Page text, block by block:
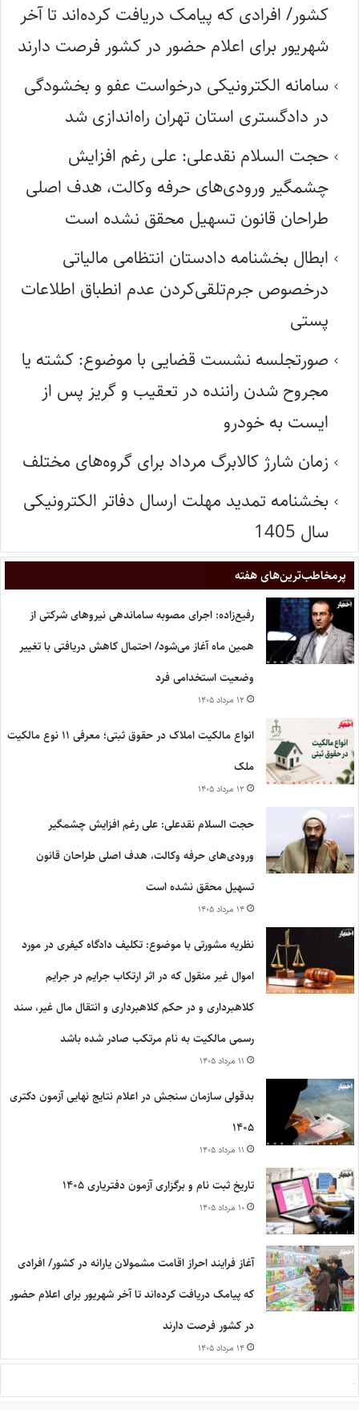
کشور/ افرادی که پیامک دریافت کرده‌اند تا آخر
شهریور برای اعلام حضور در کشور فرصت دارند
سامانه الکترونیکی درخواست عفو و بخشودگی
در دادگستری استان تهران راه‌اندازی شد
حجت السلام نقدعلی: علی رغم افزایش
چشمگیر ورودی‌های حرفه وکالت، هدف اصلی
طراحان قانون تسهیل محقق نشده است
ابطال بخشنامه دادستان انتظامی مالیاتی
درخصوص جرم‌تلقی‌کردن عدم انطباق اطلاعات
پستی
صورتجلسه نشست قضایی با موضوع: کشته یا
مجروح شدن راننده در تعقیب و گریز پس از
ایست به خودرو
زمان شارژ کالابرگ مرداد برای گروه‌های مختلف
بخشنامه تمدید مهلت ارسال دفاتر الکترونیکی
سال 1405
پر‌مخاطب‌ترین‌های هفته
رفیع‌زاده: اجرای مصوبه ساماندهی نیروهای شرکتی از
همین ماه آغاز می‌شود/ احتمال کاهش دریافتی با تغییر
وضعیت استخدامی فرد
۱۲ مرداد ۱۴۰۵
انواع مالکیت املاک در حقوق ثبتی؛ معرفی ۱۱ نوع مالکیت
ملک
۱۲ مرداد ۱۴۰۵
حجت السلام نقدعلی: علی رغم افزایش چشمگیر
ورودی‌های حرفه وکالت، هدف اصلی طراحان قانون
تسهیل محقق نشده است
۱۴ مرداد ۱۴۰۵
نظریه مشورتی با موضوع: تکلیف دادگاه کیفری در مورد
اموال غیر منقول که در اثر ارتکاب جرایم در جرایم
کلاهبرداری و در حکم کلاهبرداری و انتقال مال غیر، سند
رسمی مالکیت به نام مرتکب صادر شده باشد
۱۱ مرداد ۱۴۰۵
بدقولی سازمان سنجش در اعلام نتایج نهایی آزمون دکتری
۱۴۰۵
۱۱ مرداد ۱۴۰۵
تاریخ ثبت نام و برگزاری آزمون دفتریاری ۱۴۰۵
۱۰ مرداد ۱۴۰۵
آغاز فرایند احراز اقامت مشمولان یارانه در کشور/ افرادی
که پیامک دریافت کرده‌اند تا آخر شهریور برای اعلام حضور
در کشور فرصت دارند
۱۴ مرداد ۱۴۰۵